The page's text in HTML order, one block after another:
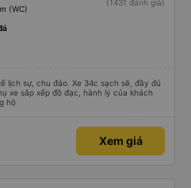
(WC)
(1431 đánh giá)
lịch sự, chu đáo. Xe 34c sạch sẽ, đầy đủ
xe sắp xếp đồ đạc, hành lý của khách
hộ
Xem giá